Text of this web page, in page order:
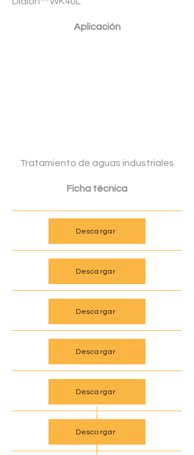
Aplicación
Tratamiento de aguas industriales
Ficha técnica
Descargar
Descargar
Descargar
Descargar
Descargar
Descargar